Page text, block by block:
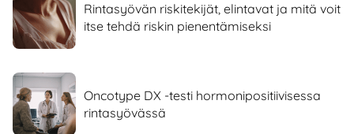
Rintasyövän riskitekijät, elintavat ja mitä voit
itse tehdä riskin pienentämiseksi
Oncotype DX -testi hormonipositiivisessa
rintasyövässä